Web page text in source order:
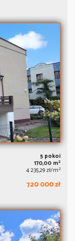
5 pokoi
170,00 m2
4 235,29 zł/m2
720 000 zł